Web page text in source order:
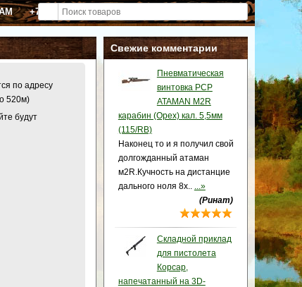
+7 (911) 021-04-08
Свежие комментарии
Пневматическая
винтовка PCP
ATAMAN M2R
карабин (Орех) кал. 5,5мм
(115/RB)
Наконец то и я получил свой
долгожданный атаман
м2R.Кучность на дистанцие
дального ноля 8х.. ...»
(Ринат)
Складной приклад
для пистолета
Корсар,
напечатанный на 3D-
по адресу
520м)
будут